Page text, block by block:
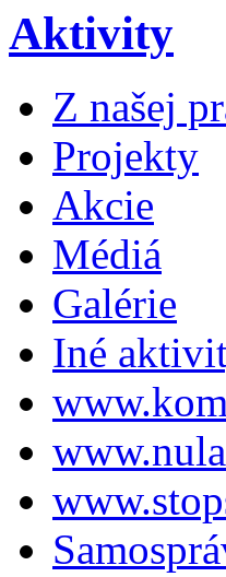
Aktivity
Z našej
Projekty
Akcie
Médiá
Galérie
Iné